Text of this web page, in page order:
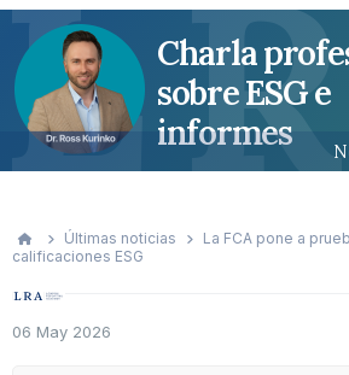
Charla
sobre ESG e
informes
LR
Últimas noticias
La FCA pone a
calificaciones ESG
06 May 2026